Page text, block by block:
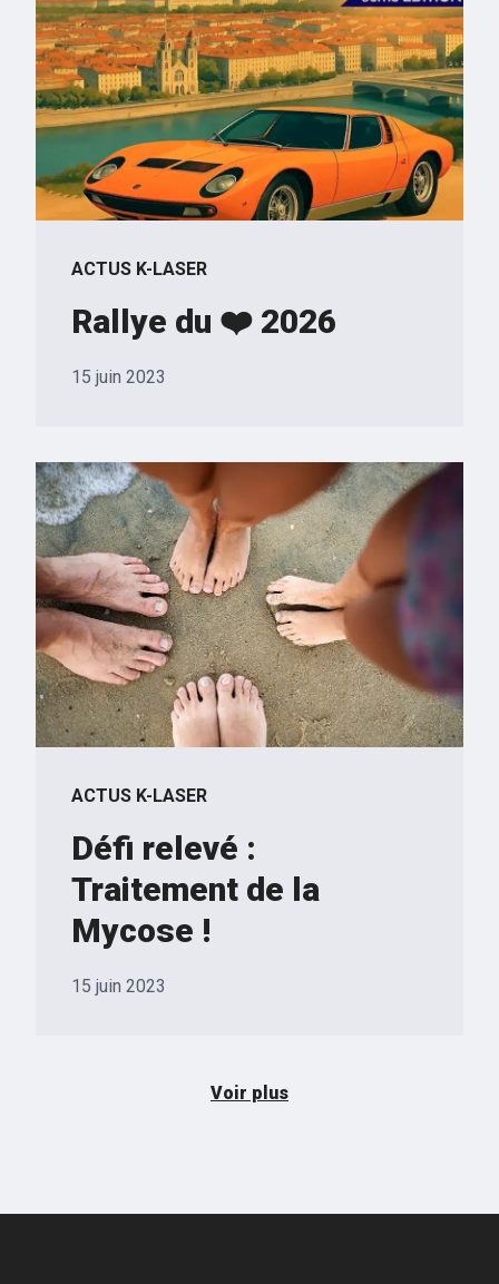
ACTUS K-LASER
Rallye du ❤️ 2026
15 juin 2023
ACTUS K-LASER
Défi relevé :
Traitement de la
Mycose !
15 juin 2023
Voir plus